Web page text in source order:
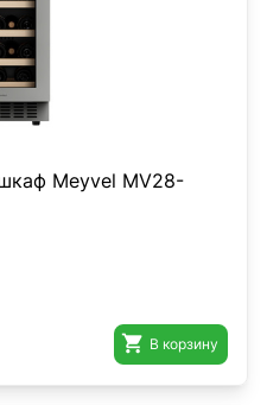
Meyvel MV28-
 В корзину